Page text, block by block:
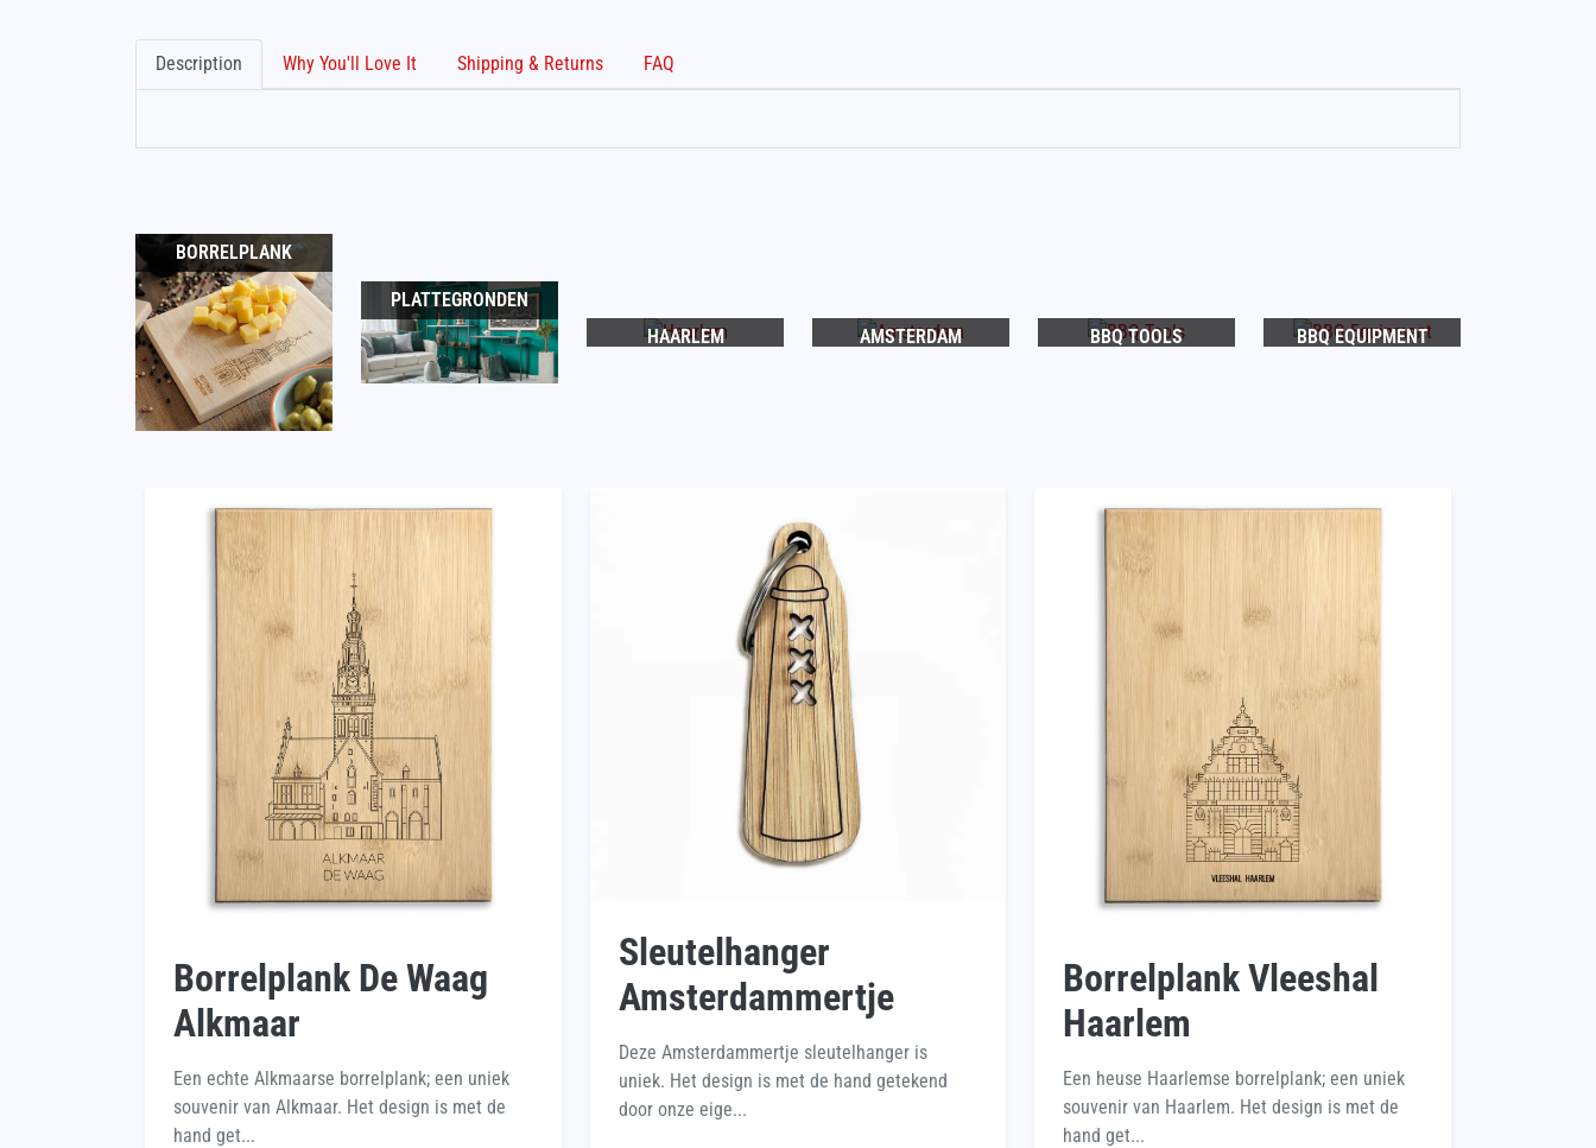
Description Why You'll Love It Shipping & Returns FAQ
BORRELPLANK
PLATTEGRONDEN
HAARLEM
AMSTERDAM BBQ TOOLS BBQ EQUIPMENT
Borrelplank De Waag
Alkmaar
Een echte Alkmaarse borrelplank; een uniek
souvenir van Alkmaar. Het design is met de
hand get...
Sleutelhanger
Amsterdammertje
Deze Amsterdammertje sleutelhanger is
uniek. Het design is met de hand getekend
door onze eige...
Borrelplank Vleeshal
Haarlem
Een heuse Haarlemse borrelplank; een uniek
souvenir van Haarlem. Het design is met de
hand get...